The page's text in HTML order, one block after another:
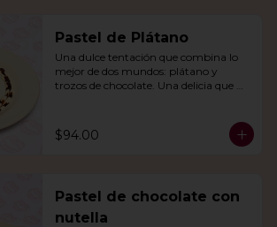
Pastel de Plátano
Una dulce tentación que combina lo
mejor de dos mundos: plátano y
trozos de chocolate. Una delicia que
$94.00
Pastel de chocolate con
nutella